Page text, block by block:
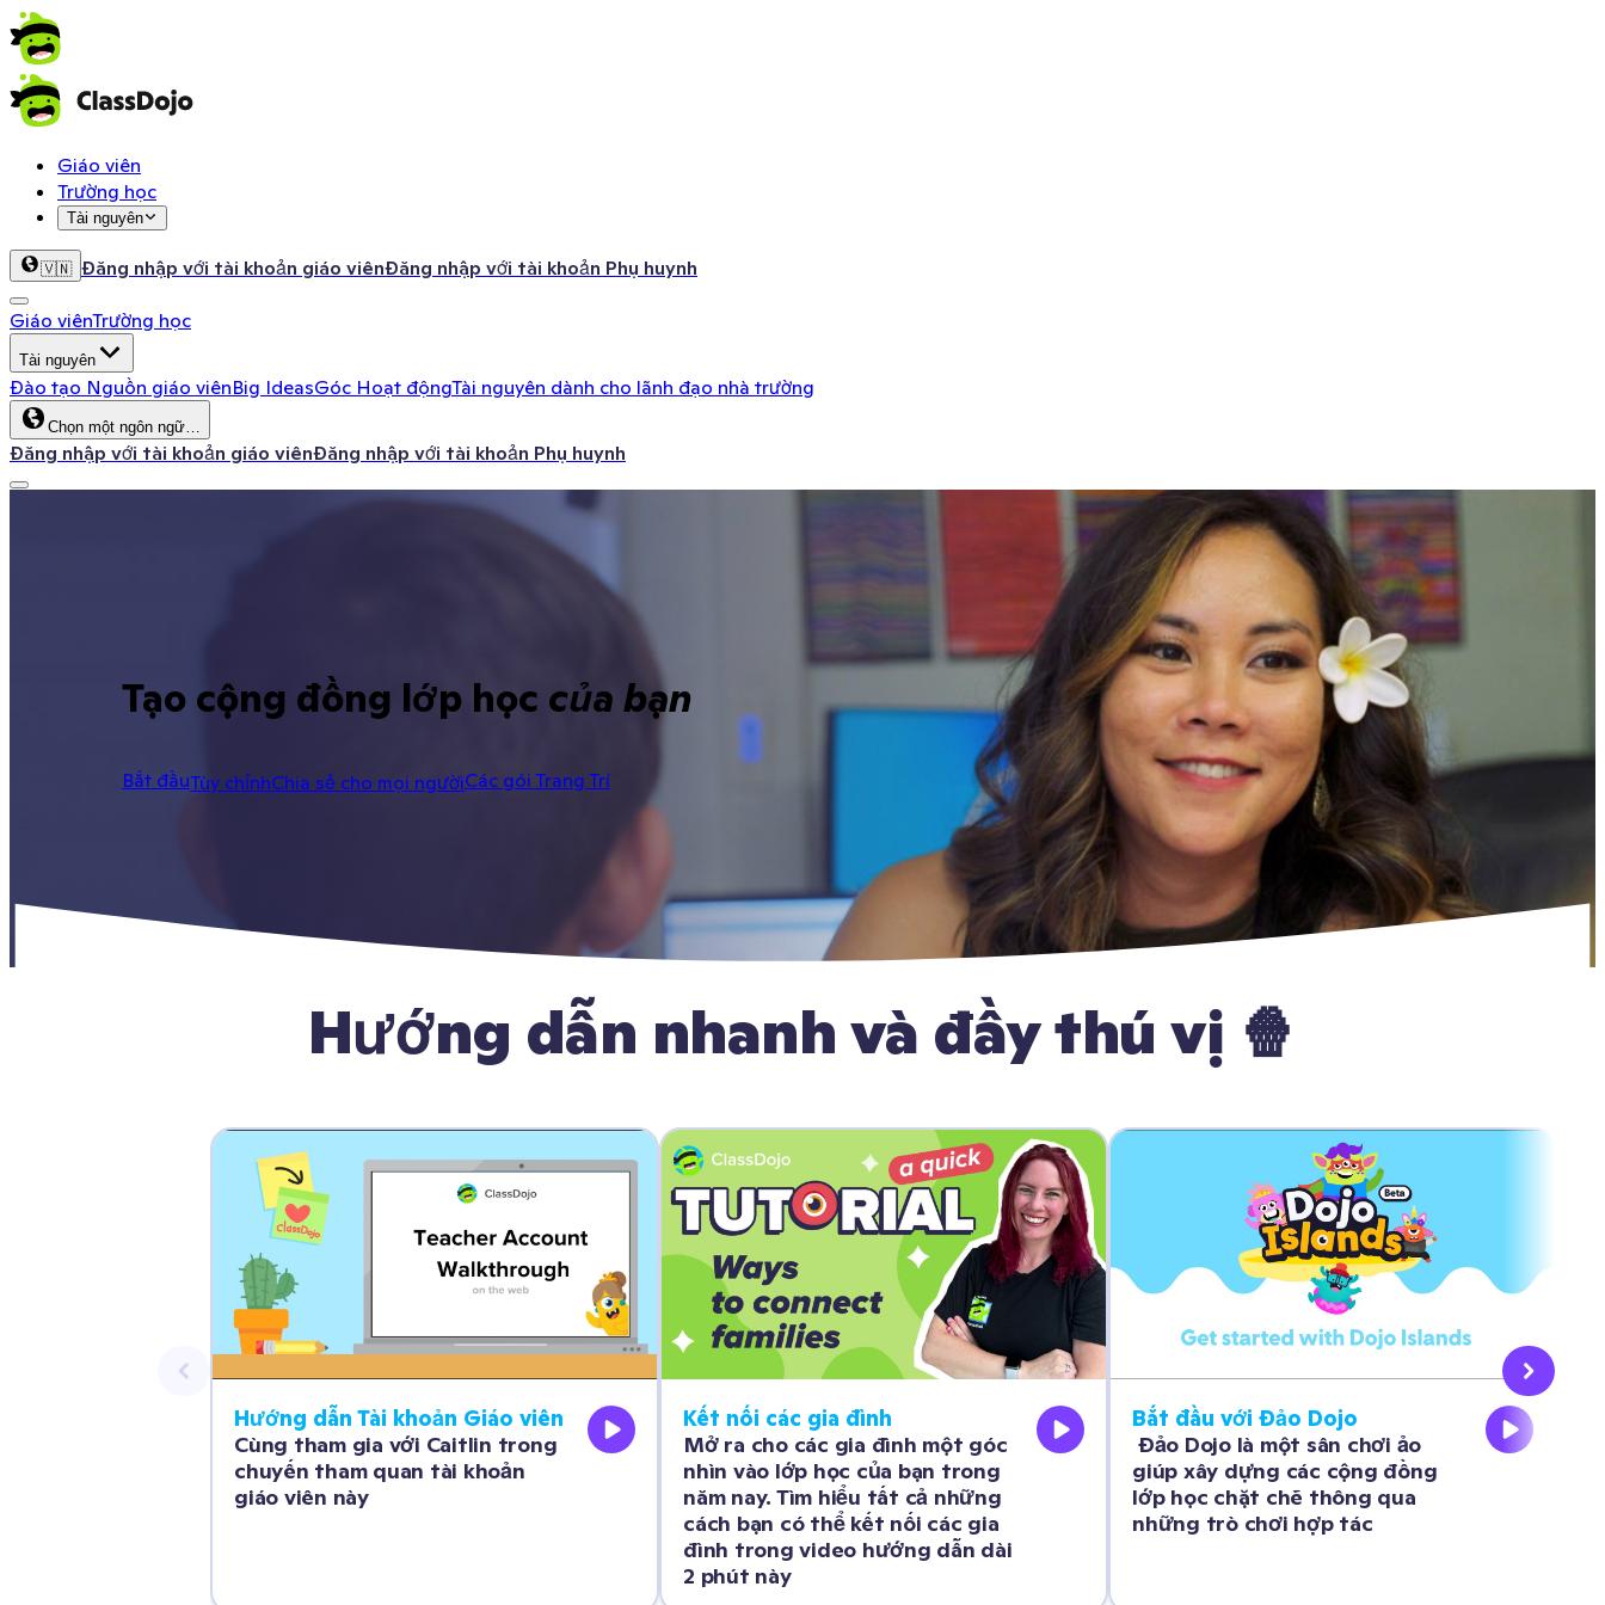
Giáo viên
Trường học
Tài nguyên
🇻🇳 Đăng nhập với tài khoản giáo viênĐăng nhập với tài khoản Phụ huynh
Giáo viênTrường học
Tài nguyên
Đào tạo Nguồn giáo viênBig IdeasGóc Hoạt độngTài nguyên dành cho lãnh đạo nhà trường
Chọn một ngôn ngữ…
Đăng nhập với tài khoản giáo viênĐăng nhập với tài khoản Phụ huynh
Tạo cộng đồng lớp học của bạn
Bắt đầuTùy chỉnhChia sẻ cho mọi ngườiCác gói Trang Trí
Hướng dẫn nhanh và đầy thú vị 🍿
Cùng tham gia với Caitlin trong
chuyến tham quan tài khoản
giáo viên này
Kết nối các gia đình
Mở ra cho các gia đình một góc
nhìn vào lớp học của bạn trong
năm nay. Tìm hiểu tất cả những
cách bạn có thể kết nối các gia
đình trong video hướng dẫn dài
2 phút này
Bắt đầu với Đảo Dojo
giúp xây dựng các cộng đồng
lớp học chặt chẽ thông qua
những trò chơi hợp tác